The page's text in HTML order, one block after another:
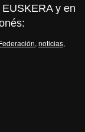
y en
, noticias,